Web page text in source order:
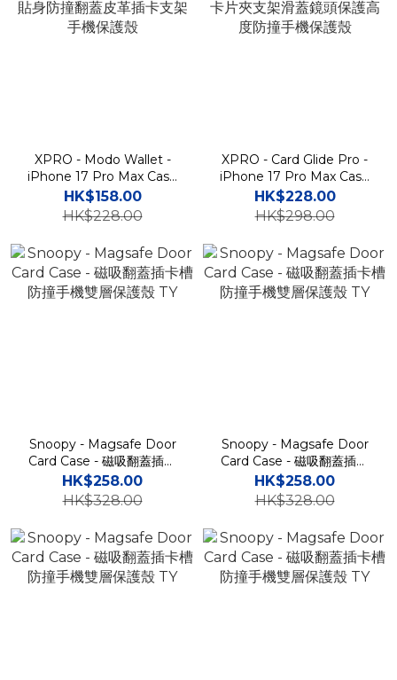
XPRO - Modo Wallet -
iPhone 17 Pro Max Case
貼身防撞翻蓋皮革插卡支架
手機保護殼
HK$158.00
HK$228.00
XPRO - Card Glide Pro -
iPhone 17 Pro Max Case
卡片夾支架滑蓋鏡頭保護高
度防撞手機保護殼
HK$228.00
HK$298.00
Snoopy - Magsafe Door
Card Case - 磁吸翻蓋插卡
槽防撞手機雙層保護殼 TY
HK$258.00
HK$328.00
Snoopy - Magsafe Door
Card Case - 磁吸翻蓋插卡
槽防撞手機雙層保護殼 TY
HK$258.00
HK$328.00